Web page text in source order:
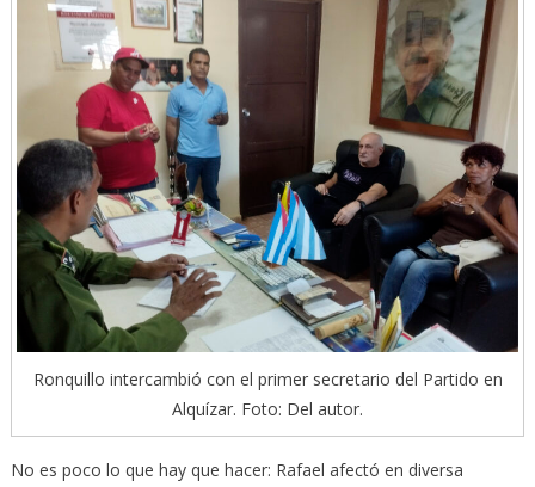
Ronquillo intercambió con el primer secretario del Partido en
Alquízar. Foto: Del autor.
No es poco lo que hay que hacer: Rafael afectó en diversa